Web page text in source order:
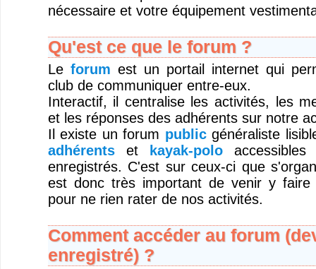
nécessaire et votre équipement
Qu'est ce que le forum ?
Le forum est un portail internet qui
club de communiquer entre-eux.
Interactif, il centralise les activités, les
et les réponses des adhérents sur notre
Il existe un forum publicgénéraliste
adhérentset kayak-poloaccessibles
enregistrés. C'est sur ceux-ci que
est donc très important de venir y faire
pour ne rien rater de nos activités.
Comment accéder au forum
enregistré) ?